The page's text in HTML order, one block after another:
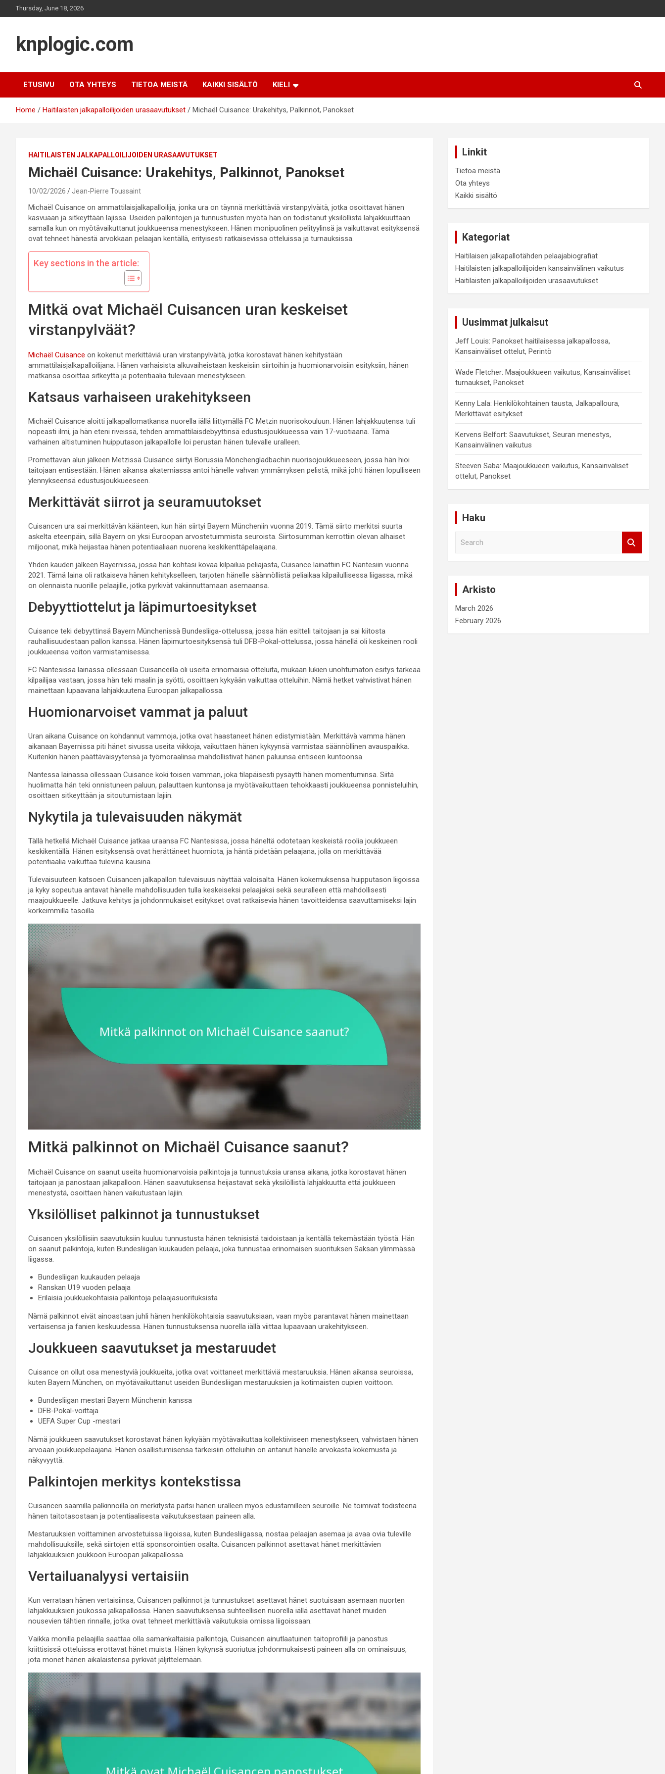
to
Thursday, June 18, 2026
knplogic.com
ETUSIVU OTA YHTEYS TIETOA MEISTÄ KAIKKI SISÄLTÖ KIELI
Home Haitilaisten jalkapalloilijoiden urasaavutukset Michaël Cuisance: Urakehitys, Palkinnot, Panokset
HAITILAISTEN JALKAPALLOILIJOIDEN URASAAVUTUKSET
Michaël Cuisance: Urakehitys, Palkinnot, Panokset
10/02/2026 Jean-Pierre Toussaint
Michaël Cuisance on ammattilaisjalkapalloilija, jonka ura on täynnä merkittäviä virstanpylväitä, jotka osoittavat hänen
kasvuaan ja sitkeyttään lajissa. Useiden palkintojen ja tunnustusten myötä hän on todistanut yksilöllistä lahjakkuuttaan
samalla kun on myötävaikuttanut joukkueensa menestykseen. Hänen monipuolinen pelityylinsä ja vaikuttavat esityksensä
ovat tehneet hänestä arvokkaan pelaajan kentällä, erityisesti ratkaisevissa otteluissa ja turnauksissa.
Key sections in the article:
Mitkä ovat Michaël Cuisancen uran keskeiset
virstanpylväät?
Michaël Cuisance on kokenut merkittäviä uran virstanpylväitä, jotka korostavat hänen kehitystään
ammattilaisjalkapalloilijana. Hänen varhaisista alkuvaiheistaan keskeisiin siirtoihin ja huomionarvoisiin esityksiin, hänen
matkansa osoittaa sitkeyttä ja potentiaalia tulevaan menestykseen.
Katsaus varhaiseen urakehitykseen
Michaël Cuisance aloitti jalkapallomatkansa nuorella iällä liittymällä FC Metzin nuorisokouluun. Hänen lahjakkuutensa tuli
nopeasti ilmi, ja hän eteni riveissä, tehden ammattilaisdebyyttinsä edustusjoukkueessa vain 17-vuotiaana. Tämä
varhainen altistuminen huipputason jalkapallolle loi perustan hänen tulevalle uralleen.
Promettavan alun jälkeen Metzissä Cuisance siirtyi Borussia Mönchengladbachin nuorisojoukkueeseen, jossa hän hioi
taitojaan entisestään. Hänen aikansa akatemiassa antoi hänelle vahvan ymmärryksen pelistä, mikä johti hänen lopulliseen
ylennykseensä edustusjoukkueeseen.
Merkittävät siirrot ja seuramuutokset
Cuisancen ura sai merkittävän käänteen, kun hän siirtyi Bayern Müncheniin vuonna 2019. Tämä siirto merkitsi suurta
askelta eteenpäin, sillä Bayern on yksi Euroopan arvostetuimmista seuroista. Siirtosumman kerrottiin olevan alhaiset
miljoonat, mikä heijastaa hänen potentiaaliaan nuorena keskikenttäpelaajana.
Yhden kauden jälkeen Bayernissa, jossa hän kohtasi kovaa kilpailua peliajasta, Cuisance lainattiin FC Nantesiin vuonna
2021. Tämä laina oli ratkaiseva hänen kehitykselleen, tarjoten hänelle säännöllistä peliaikaa kilpailullisessa liigassa, mikä
on olennaista nuorille pelaajille, jotka pyrkivät vakiinnuttamaan asemaansa.
Debyyttiottelut ja läpimurtoesitykset
Cuisance teki debyyttinsä Bayern Münchenissä Bundesliiga-ottelussa, jossa hän esitteli taitojaan ja sai kiitosta
rauhallisuudestaan pallon kanssa. Hänen läpimurtoesityksensä tuli DFB-Pokal-ottelussa, jossa hänellä oli keskeinen rooli
joukkueensa voiton varmistamisessa.
FC Nantesissa lainassa ollessaan Cuisanceilla oli useita erinomaisia otteluita, mukaan lukien unohtumaton esitys tärkeää
kilpailijaa vastaan, jossa hän teki maalin ja syötti, osoittaen kykyään vaikuttaa otteluihin. Nämä hetket vahvistivat hänen
mainettaan lupaavana lahjakkuutena Euroopan jalkapallossa.
Huomionarvoiset vammat ja paluut
Uran aikana Cuisance on kohdannut vammoja, jotka ovat haastaneet hänen edistymistään. Merkittävä vamma hänen
aikanaan Bayernissa piti hänet sivussa useita viikkoja, vaikuttaen hänen kykyynsä varmistaa säännöllinen avauspaikka.
Kuitenkin hänen päättäväisyytensä ja työmoraalinsa mahdollistivat hänen paluunsa entiseen kuntoonsa.
Nantessa lainassa ollessaan Cuisance koki toisen vamman, joka tilapäisesti pysäytti hänen momentuminsa. Siitä
huolimatta hän teki onnistuneen paluun, palauttaen kuntonsa ja myötävaikuttaen tehokkaasti joukkueensa ponnisteluihin,
osoittaen sitkeyttään ja sitoutumistaan lajiin.
Nykytila ja tulevaisuuden näkymät
Tällä hetkellä Michaël Cuisance jatkaa uraansa FC Nantesissa, jossa häneltä odotetaan keskeistä roolia joukkueen
keskikentällä. Hänen esityksensä ovat herättäneet huomiota, ja häntä pidetään pelaajana, jolla on merkittävää
potentiaalia vaikuttaa tulevina kausina.
Tulevaisuuteen katsoen Cuisancen jalkapallon tulevaisuus näyttää valoisalta. Hänen kokemuksensa huipputason liigoissa
ja kyky sopeutua antavat hänelle mahdollisuuden tulla keskeiseksi pelaajaksi sekä seuralleen että mahdollisesti
maajoukkueelle. Jatkuva kehitys ja johdonmukaiset esitykset ovat ratkaisevia hänen tavoitteidensa saavuttamiseksi lajin
korkeimmilla tasoilla.
Mitkä palkinnot on Michaël Cuisance saanut?
Michaël Cuisance on saanut useita huomionarvoisia palkintoja ja tunnustuksia uransa aikana, jotka korostavat hänen
taitojaan ja panostaan jalkapalloon. Hänen saavutuksensa heijastavat sekä yksilöllistä lahjakkuutta että joukkueen
menestystä, osoittaen hänen vaikutustaan lajiin.
Yksilölliset palkinnot ja tunnustukset
Cuisancen yksilöllisiin saavutuksiin kuuluu tunnustusta hänen teknisistä taidoistaan ja kentällä tekemästään työstä. Hän
on saanut palkintoja, kuten Bundesliigan kuukauden pelaaja, joka tunnustaa erinomaisen suorituksen Saksan ylimmässä
liigassa.
Bundesliigan kuukauden pelaaja
Ranskan U19 vuoden pelaaja
Erilaisia joukkuekohtaisia palkintoja pelaajasuorituksista
Nämä palkinnot eivät ainoastaan juhli hänen henkilökohtaisia saavutuksiaan, vaan myös parantavat hänen mainettaan
vertaisensa ja fanien keskuudessa. Hänen tunnustuksensa nuorella iällä viittaa lupaavaan urakehitykseen.
Joukkueen saavutukset ja mestaruudet
Cuisance on ollut osa menestyviä joukkueita, jotka ovat voittaneet merkittäviä mestaruuksia. Hänen aikansa seuroissa,
kuten Bayern München, on myötävaikuttanut useiden Bundesliigan mestaruuksien ja kotimaisten cupien voittoon.
Bundesliigan mestari Bayern Münchenin kanssa
DFB-Pokal-voittaja
UEFA Super Cup -mestari
Nämä joukkueen saavutukset korostavat hänen kykyään myötävaikuttaa kollektiiviseen menestykseen, vahvistaen hänen
arvoaan joukkuepelaajana. Hänen osallistumisensa tärkeisiin otteluihin on antanut hänelle arvokasta kokemusta ja
näkyvyyttä.
Palkintojen merkitys kontekstissa
Cuisancen saamilla palkinnoilla on merkitystä paitsi hänen uralleen myös edustamilleen seuroille. Ne toimivat todisteena
hänen taitotasostaan ja potentiaalisesta vaikutuksestaan paineen alla.
Mestaruuksien voittaminen arvostetuissa liigoissa, kuten Bundesliigassa, nostaa pelaajan asemaa ja avaa ovia tuleville
mahdollisuuksille, sekä siirtojen että sponsorointien osalta. Cuisancen palkinnot asettavat hänet merkittävien
lahjakkuuksien joukkoon Euroopan jalkapallossa.
Vertailuanalyysi vertaisiin
Kun verrataan hänen vertaisiinsa, Cuisancen palkinnot ja tunnustukset asettavat hänet suotuisaan asemaan nuorten
lahjakkuuksien joukossa jalkapallossa. Hänen saavutuksensa suhteellisen nuorella iällä asettavat hänet muiden
nousevien tähtien rinnalle, jotka ovat tehneet merkittäviä vaikutuksia omissa liigoissaan.
Vaikka monilla pelaajilla saattaa olla samankaltaisia palkintoja, Cuisancen ainutlaatuinen taitoprofiili ja panostus
kriittisissä otteluissa erottavat hänet muista. Hänen kykynsä suoriutua johdonmukaisesti paineen alla on ominaisuus,
jota monet hänen aikalaistensa pyrkivät jäljittelemään.
Linkit
Tietoa meistä
Ota yhteys
Kaikki sisältö
Kategoriat
Haitilaisen jalkapallotähden pelaajabiografiat
Haitilaisten jalkapalloilijoiden kansainvälinen vaikutus
Haitilaisten jalkapalloilijoiden urasaavutukset
Uusimmat julkaisut
Jeff Louis: Panokset haitilaisessa jalkapallossa,
Kansainväliset ottelut, Perintö
Wade Fletcher: Maajoukkueen vaikutus, Kansainväliset
turnaukset, Panokset
Kenny Lala: Henkilökohtainen tausta, Jalkapalloura,
Merkittävät esitykset
Kervens Belfort: Saavutukset, Seuran menestys,
Kansainvälinen vaikutus
Steeven Saba: Maajoukkueen vaikutus, Kansainväliset
ottelut, Panokset
Haku
Arkisto
March 2026
February 2026